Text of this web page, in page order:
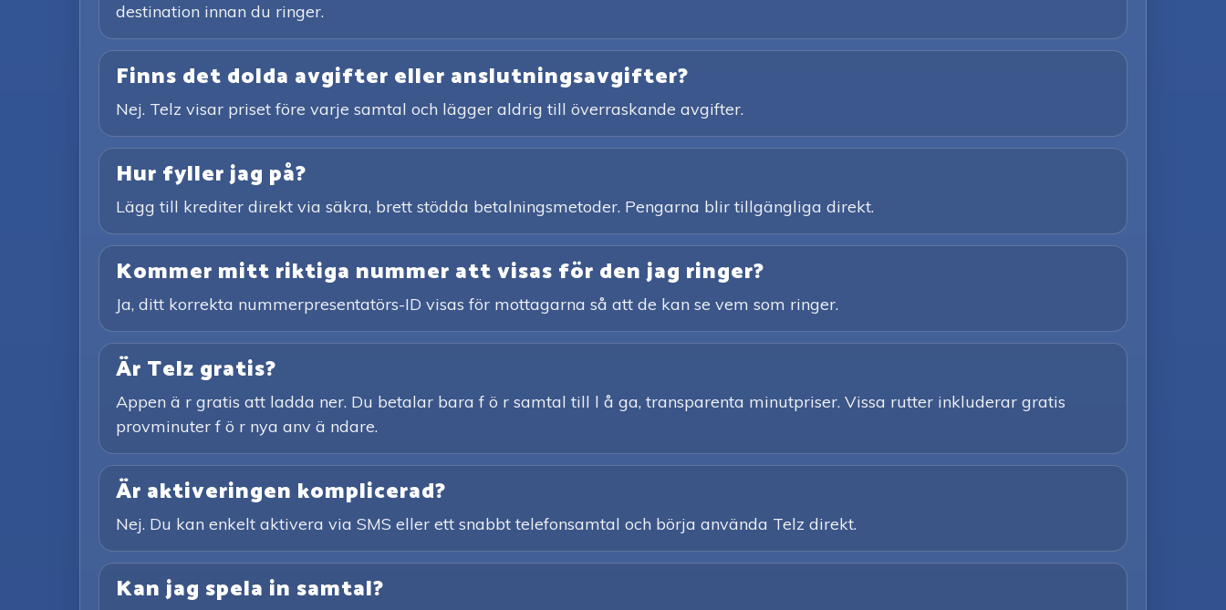
destination innan du ringer.
Finns det dolda avgifter eller anslutningsavgifter?
Nej. Telz visar priset före varje samtal och lägger aldrig till överraskande avgifter.
Hur fyller jag på?
Lägg till krediter direkt via säkra, brett stödda betalningsmetoder. Pengarna blir tillgängliga direkt.
Kommer mitt riktiga nummer att visas för den jag ringer?
Ja, ditt korrekta nummerpresentatörs-ID visas för mottagarna så att de kan se vem som ringer.
Är Telz gratis?
Appen ä r gratis att ladda ner. Du betalar bara f ö r samtal till l å ga, transparenta minutpriser. Vissa rutter inkluderar gratis
provminuter f ö r nya anv ä ndare.
Är aktiveringen komplicerad?
Nej. Du kan enkelt aktivera via SMS eller ett snabbt telefonsamtal och börja använda Telz direkt.
Kan jag spela in samtal?